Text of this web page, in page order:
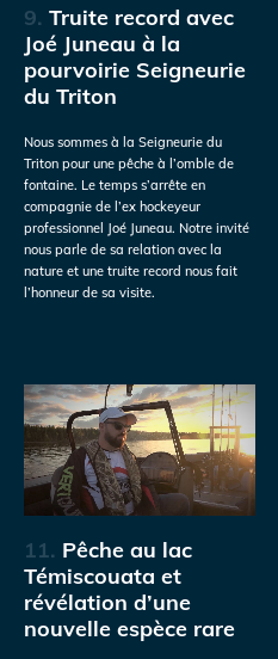
9. Truite record avec
Joé Juneau à la
pourvoirie Seigneurie
du Triton
Nous sommes à la Seigneurie du
Triton pour une pêche à l’omble de
fontaine. Le temps s’arrête en
compagnie de l’ex hockeyeur
professionnel Joé Juneau. Notre invité
nous parle de sa relation avec la
nature et une truite record nous fait
l’honneur de sa visite.
11. Pêche au lac
Témiscouata et
révélation d’une
nouvelle espèce rare